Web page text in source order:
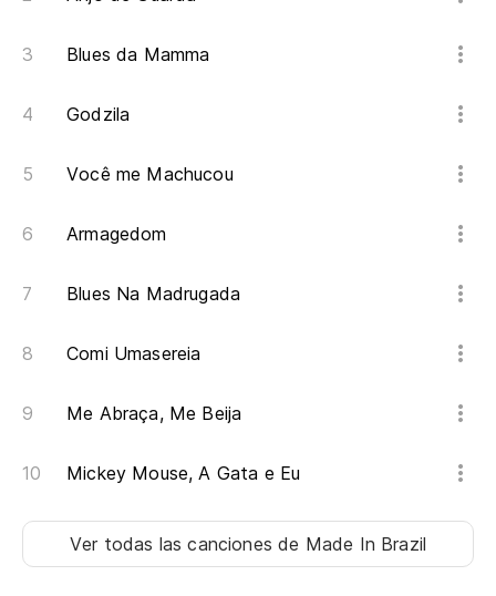
Blues da Mamma
Godzila
Você me Machucou
Armagedom
Blues Na Madrugada
Comi Umasereia
Me Abraça, Me Beija
Mickey Mouse, A Gata e Eu
Ver todas las cancionesde Made In Brazil